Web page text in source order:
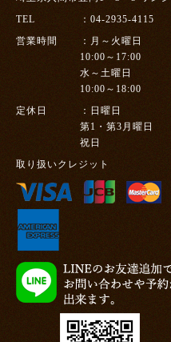
TEL
04-2935-4115
営業時間
月～火曜日
10:00～17:00
水～土曜日
10:00～18:00
定休日
日曜日
第1・第3月曜日
祝日
取り扱いクレジット